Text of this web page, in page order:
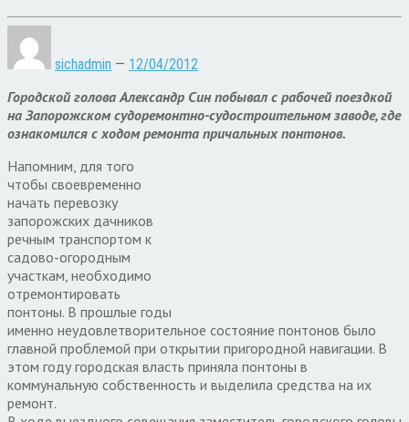
sichadmin — 12/04/2012
Городской голова Александр Син побывал с рабочей поездкой
на Запорожском судоремонтно-судостроительном заводе, где
ознакомился с ходом ремонта причальных понтонов.
Напомним, для того
чтобы своевременно
начать перевозку
запорожских дачников
речным транспортом к
садово-огородным
участкам, необходимо
отремонтировать
понтоны. В прошлые годы
именно неудовлетворительное состояние понтонов было
главной проблемой при открытии пригородной навигации. В
этом году городская власть приняла понтоны в
коммунальную собственность и выделила средства на их
ремонт.